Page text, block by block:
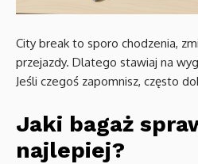
City break to sporo chodzenia,
przejazdy. Dlatego stawiaj na
Jeśli czegoś zapomnisz, często
Jaki bagaż
najlepiej?